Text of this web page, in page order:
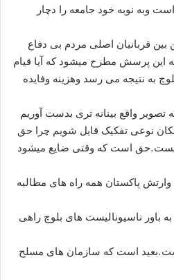
وبه نوبه خود جامعه را دچار
قربانیان اصلی مردم بی دفاع
پرسش مطرح میشود که آیا قیام
به نتیجه می رسد وهزینه وفایده
تصویر واقع بینانه تری بدست آوریم
نوعی تفکیک قایل شویم چرا حق
است که وقتی ضایع میشود
پاکستان همه راه های مطالبه
باور ناسیونالیست های بلوچ راهی
است که سازمان های مسلح